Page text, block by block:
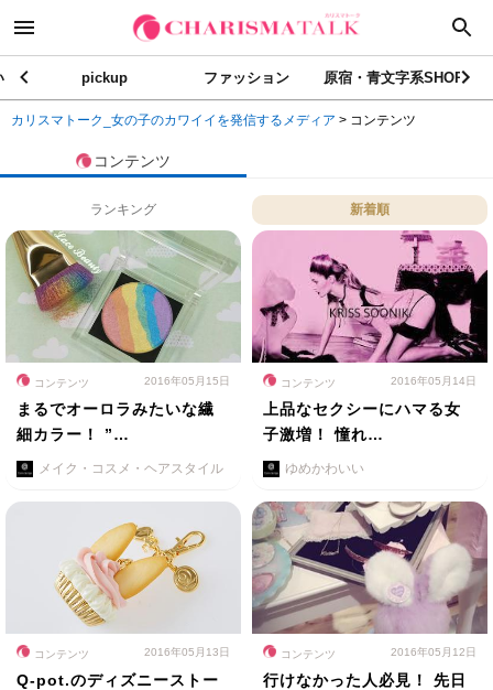
pickup ファッション 原宿・青文字系SHOP
カリスマトーク_女の子のカワイイを発信するメディア > コンテンツ
コンテンツ
ランキング 新着順
コンテンツ 2016年05月15日
まるでオーロラみたいな繊
細カラー！ ”…
メイク・コスメ・ヘアスタイル
コンテンツ 2016年05月14日
上品なセクシーにハマる女
子激増！ 憧れ…
ゆめかわいい
コンテンツ 2016年05月13日
Q-pot.のディズニーストー
コンテンツ 2016年05月12日
行けなかった人必見！ 先日